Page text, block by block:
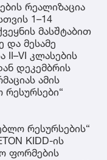
რეალიზაცია
1–14
მასშტაბით
მესამე
II–VI კლასების
დეკემბრის
ამის
რესურსები“
რესურსების“
KIDD-ის
ფორმების